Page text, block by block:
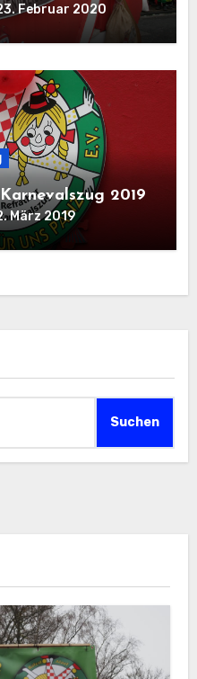
Februar 2020
2019
März 2019